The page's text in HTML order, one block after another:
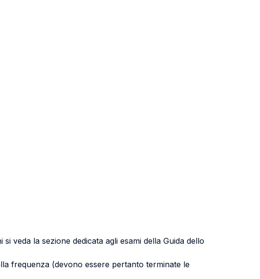
veda la sezione dedicata agli esami della Guida dello
frequenza (devono essere pertanto terminate le